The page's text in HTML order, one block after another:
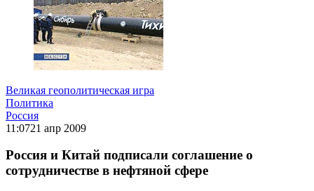
Великая геополитическая игра
Политика
Россия
11:0721 апр 2009
Россия и Китай подписали соглашение о
сотрудничестве в нефтяной сфере